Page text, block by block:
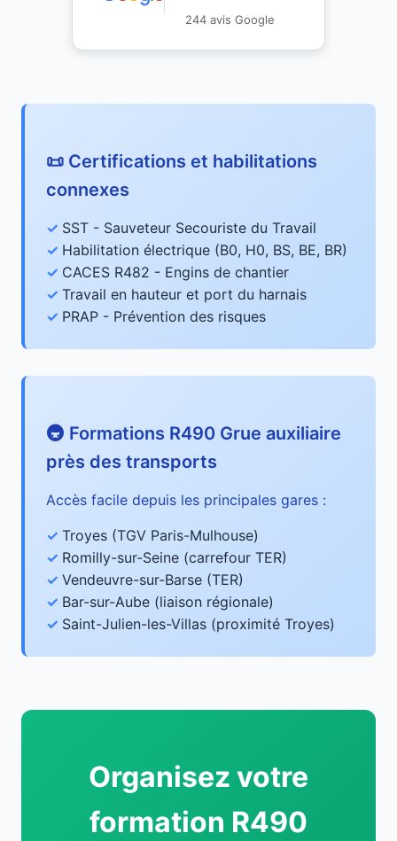
244 avis Google
📜 Certifications et habilitations
connexes
SST - Sauveteur Secouriste du Travail
Habilitation électrique (B0, H0, BS, BE, BR)
CACES R482 - Engins de chantier
Travail en hauteur et port du harnais
PRAP - Prévention des risques
🚇 Formations R490 Grue auxiliaire
près des transports
Accès facile depuis les principales gares :
Troyes (TGV Paris-Mulhouse)
Romilly-sur-Seine (carrefour TER)
Vendeuvre-sur-Barse (TER)
Bar-sur-Aube (liaison régionale)
Saint-Julien-les-Villas (proximité Troyes)
Organisez votre
formation R490